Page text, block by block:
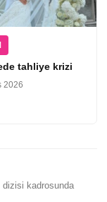
tahliye krizi
2026
dizisi kadrosunda